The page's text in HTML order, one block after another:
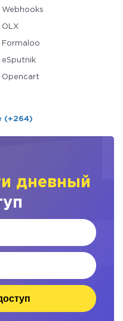
Webhooks
OLX
Formaloo
eSputnik
Opencart
(+264)
дневный